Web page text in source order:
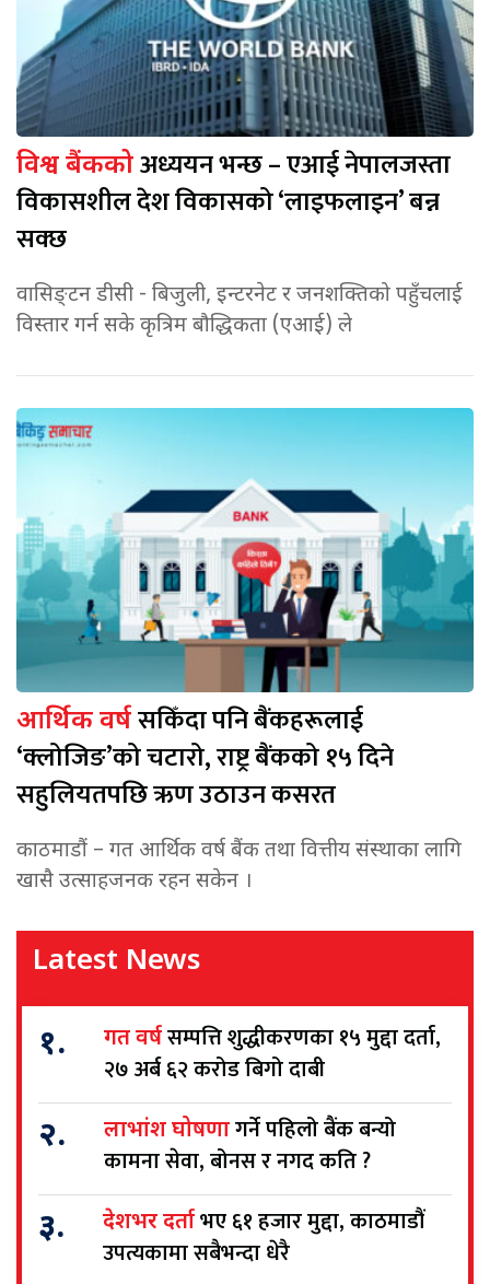
विश्व बैंककोअध्ययन भन्छ – एआई नेपालजस्ता
विकासशील देश विकासको ‘लाइफलाइन’ बन्न
सक्छ
वासिङ्टन डीसी - बिजुली, इन्टरनेट र जनशक्तिको पहुँचलाई
विस्तार गर्न सके कृत्रिम बौद्धिकता (एआई) ले
आर्थिक वर्षसकिँदा पनि बैंकहरूलाई
‘क्लोजिङ’को चटारो, राष्ट्र बैंकको १५ दिने
सहुलियतपछि ऋण उठाउन कसरत
काठमाडौं – गत आर्थिक वर्ष बैंक तथा वित्तीय संस्थाका लागि
खासै उत्साहजनक रहन सकेन ।
Latest News
१. गत वर्षसम्पत्ति शुद्धीकरणका १५ मुद्दा दर्ता,
२७ अर्ब ६२ करोड बिगो दाबी
२. लाभांश घोषणागर्ने पहिलो बैंक बन्यो
कामना सेवा, बोनस र नगद कति ?
३. देशभर दर्ताभए ६१ हजार मुद्दा, काठमाडौं
उपत्यकामा सबैभन्दा धेरै